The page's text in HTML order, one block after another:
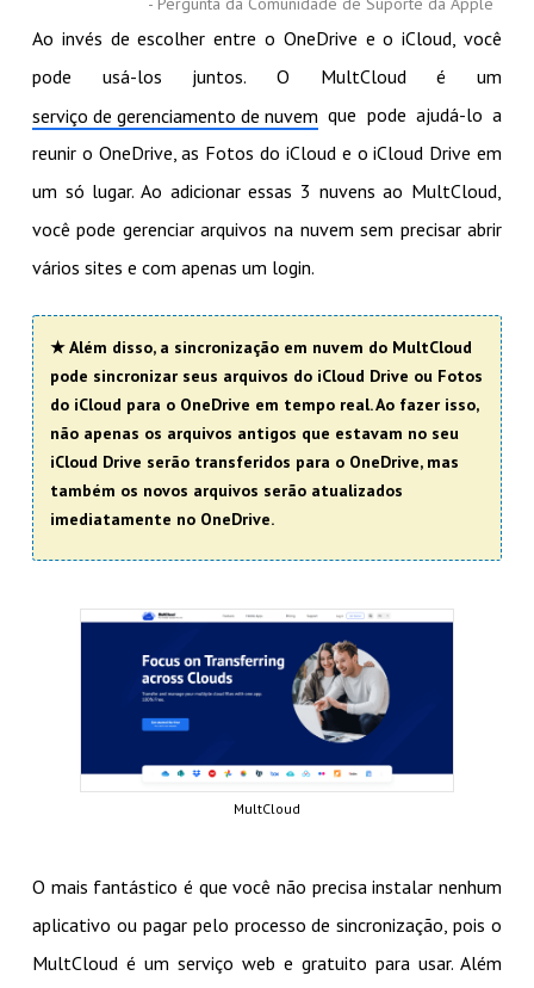
Ao invés de escolher entre o OneDrive e o iCloud, você
pode usá-los juntos. O MultCloud é um
serviço de gerenciamento de nuvem que pode ajudá-lo a
reunir o OneDrive, as Fotos do iCloud e o iCloud Drive em
um só lugar. Ao adicionar essas 3 nuvens ao MultCloud,
você pode gerenciar arquivos na nuvem sem precisar abrir
vários sites e com apenas um login.
★ Além disso, a sincronização em nuvem do MultCloud
pode sincronizar seus arquivos do iCloud Drive ou Fotos
do iCloud para o OneDrive em tempo real. Ao fazer isso,
não apenas os arquivos antigos que estavam no seu
iCloud Drive serão transferidos para o OneDrive, mas
também os novos arquivos serão atualizados
imediatamente no OneDrive.
MultCloud
O mais fantástico é que você não precisa instalar nenhum
aplicativo ou pagar pelo processo de sincronização, pois o
MultCloud é um serviço web e gratuito para usar. Além